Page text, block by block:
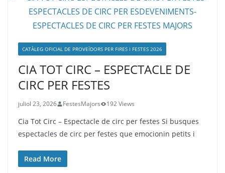
CATÀLEG OFICIAL DE PROVEÏDORS PER FIRES I FESTES 2026
CIA TOT CIRC – ESPECTACLE DE
CIRC PER FESTES
juliol 23, 2026 FestesMajors 192 Views
Cia Tot Circ – Espectacle de circ per festes Si busques
espectacles de circ per festes que emocionin petits i
Read More